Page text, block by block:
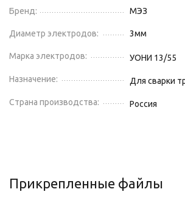
Бренд: МЭЗ
Диаметр электродов: 3мм
Марка электродов: УОНИ 13/55
Назначение: Для сварки
Страна производства: Россия
Прикрепленные файлы